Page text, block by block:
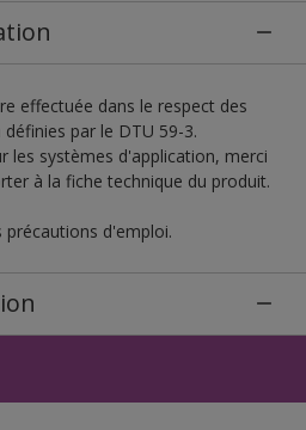
effectuée dans le respect des
par le DTU 59-3.
les systèmes d'application, merci
à la fiche technique du produit.
précautions d'emploi.